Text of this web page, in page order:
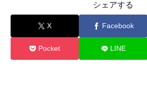
シェアする
X Facebook
Pocket LINE